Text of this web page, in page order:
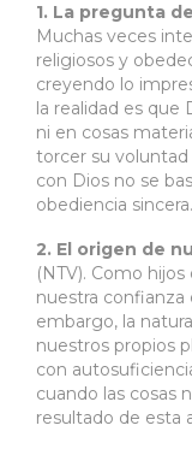
1. La pregunta
Muchas veces
religiosos y
creyendo lo
la realidad es
ni en cosas
torcer su voluntad
con Dios no se
obediencia sincera.
2. El origen de
(NTV). Como
nuestra confianza
embargo, la
nuestros propios
con
cuando las cosas
resultado de esta